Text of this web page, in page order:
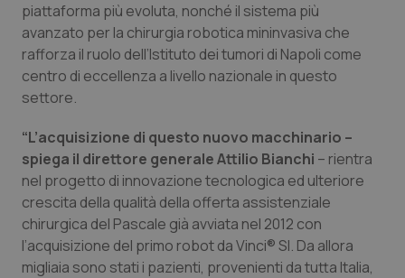
Professionisti Sanitari.AI
Abruzzo
Basilicata
Calabria
Campania
Emilia-Romagna
QS Pro Gold
Artrite & artrosi
Asma & BPCO
Car-T
Colesterolo & coronaropatie
QS Club
piattaforma più evoluta, nonché il sistema più
avanzato per la chirurgia robotica mininvasiva che
rafforza il ruolo dell’Istituto dei tumori di Napoli come
centro di eccellenza a livello nazionale in questo
settore.
“L’acquisizione di questo nuovo macchinario –
spiega il direttore generale Attilio Bianchi – rientra
nel progetto di innovazione tecnologica ed ulteriore
crescita della qualità della offerta assistenziale
chirurgica del Pascale già avviata nel 2012 con
l’acquisizione del primo robot da Vinci® SI. Da allora
migliaia sono stati i pazienti, provenienti da tutta Italia,